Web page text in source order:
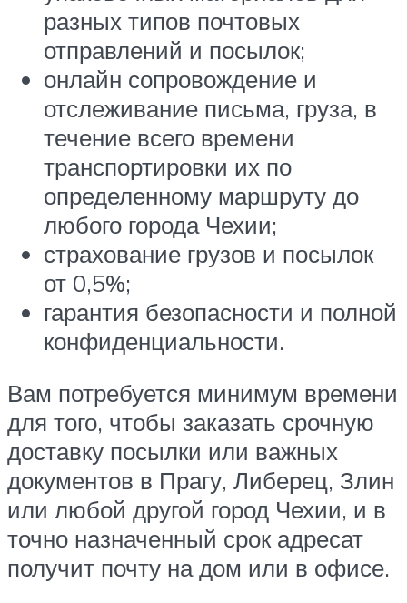
разных типов почтовых
отправлений и посылок;
онлайн сопровождение и
отслеживание письма, груза, в
течение всего времени
транспортировки их по
определенному маршруту до
любого города Чехии;
страхование грузов и посылок
от 0,5%;
гарантия безопасности и полной
конфиденциальности.
Вам потребуется минимум времени
для того, чтобы заказать срочную
доставку посылки или важных
документов в Прагу, Либерец, Злин
или любой другой город Чехии, и в
точно назначенный срок адресат
получит почту на дом или в офисе.